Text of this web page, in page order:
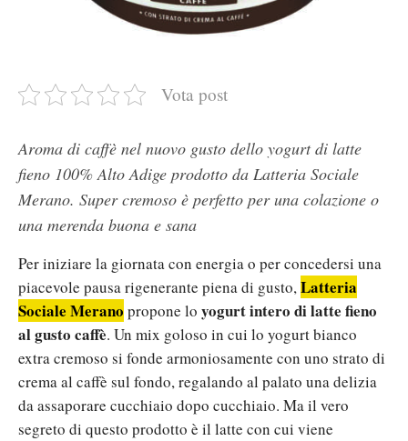
Vota post
Aroma di caffè nel nuovo gusto dello yogurt di latte
fieno 100% Alto Adige prodotto da Latteria Sociale
Merano. Super cremoso è perfetto per una colazione o
una merenda buona e sana
Per iniziare la giornata con energia o per concedersi una
piacevole pausa rigenerante piena di gusto,Latteria
Sociale Merano propone lo yogurt intero di latte fieno
al gusto caffè. Un mix goloso in cui lo yogurt bianco
extra cremoso si fonde armoniosamente con uno strato di
crema al caffè sul fondo, regalando al palato una delizia
da assaporare cucchiaio dopo cucchiaio. Ma il vero
segreto di questo prodotto è il latte con cui viene